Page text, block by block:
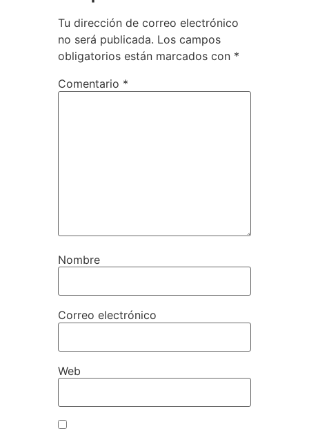
Tu dirección de correo electrónico
no será publicada. Los campos
obligatorios están marcados con *
Comentario *
Nombre
Correo electrónico
Web